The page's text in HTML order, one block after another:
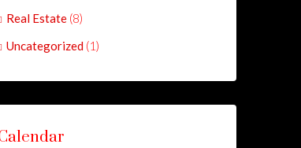
Real Estate (8)
Uncategorized (1)